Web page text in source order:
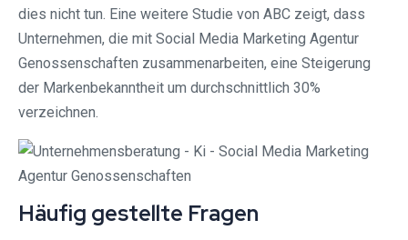
dies nicht tun. Eine weitere Studie von ABC zeigt, dass
Unternehmen, die mit Social Media Marketing Agentur
Genossenschaften zusammenarbeiten, eine Steigerung
der Markenbekanntheit um durchschnittlich 30%
verzeichnen.
Häufig gestellte Fragen